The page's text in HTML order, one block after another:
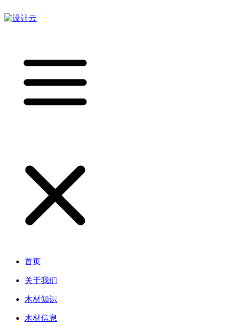
首页
关于我们
木材知识
木材信息